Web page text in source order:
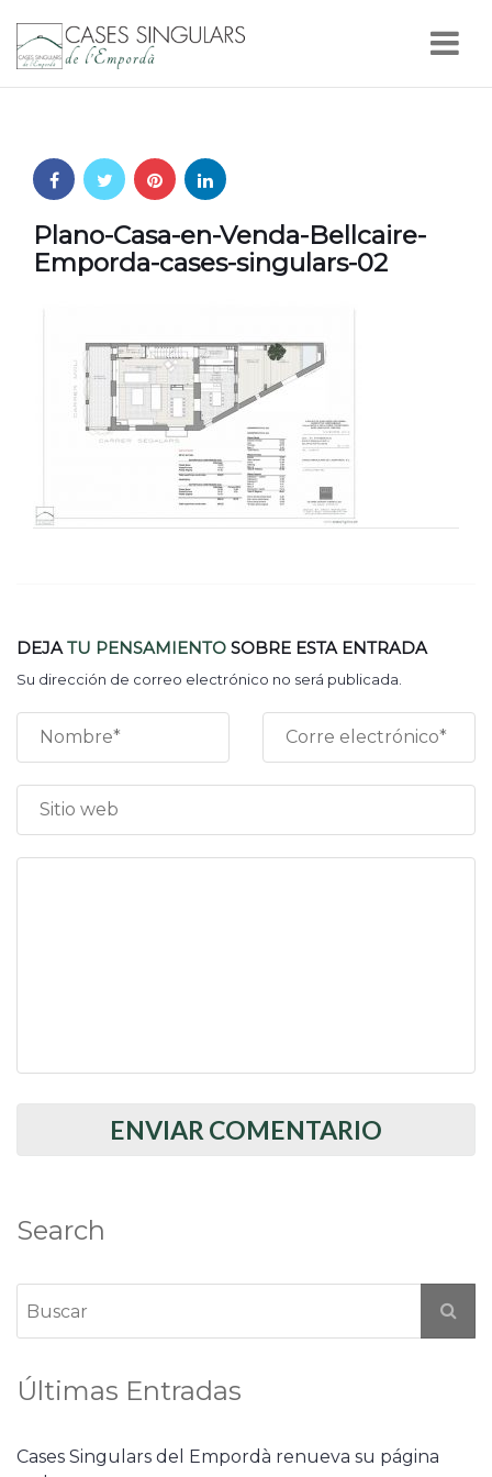
Plano-Casa-en-Venda-Bellcaire-
Emporda-cases-singulars-02
DEJATU PENSAMIENTO SOBRE ESTA ENTRADA
Su dirección de correo electrónico no será publicada.
Search
Últimas Entradas
Cases Singulars del Empordà renueva su página